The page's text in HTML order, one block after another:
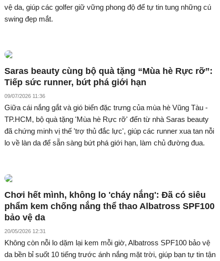
vệ da, giúp các golfer giữ vững phong độ để tự tin tung những cú
swing đẹp mắt.
Saras beauty cùng bộ quà tặng “Mùa hè Rực rỡ”:
Tiếp sức runner, bứt phá giới hạn
09/07/2026 11:36
Giữa cái nắng gắt và gió biển đặc trưng của mùa hè Vũng Tàu -
TP.HCM, bộ quà tặng 'Mùa hè Rực rỡ' đến từ nhà Saras beauty
đã chứng minh vị thế 'trợ thủ đắc lực', giúp các runner xua tan nỗi
lo về làn da để sẵn sàng bứt phá giới hạn, làm chủ đường đua.
Chơi hết mình, không lo 'cháy nắng': Đã có siêu
phẩm kem chống nắng thể thao Albatross SPF100
bảo vệ da
20/05/2026 12:31
Không còn nỗi lo dặm lại kem mỗi giờ, Albatross SPF100 bảo vệ
da bền bỉ suốt 10 tiếng trước ánh nắng mặt trời, giúp bạn tự tin tận